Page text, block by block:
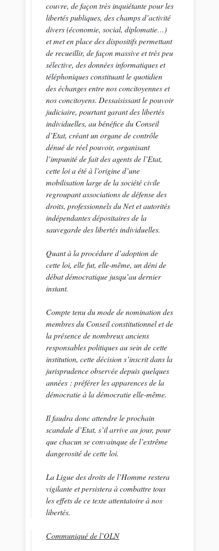
couvre, de façon très inquiétante pour les
libertés publiques, des champs d’activité
divers (économie, social, diplomatie…)
et met en place des dispositifs permettant
de recueillir, de façon massive et très peu
sélective, des données informatiques et
téléphoniques constituant le quotidien
des échanges entre nos concitoyennes et
nos concitoyens. Dessaisissant le pouvoir
judiciaire, pourtant garant des libertés
individuelles, au bénéfice du Conseil
d’Etat, créant un organe de contrôle
dénué de réel pouvoir, organisant
l’impunité de fait des agents de l’Etat,
cette loi a été à l’origine d’une
mobilisation large de la société civile
regroupant associations de défense des
droits, professionnels du Net et autorités
indépendantes dépositaires de la
sauvegarde des libertés individuelles.
Quant à la procédure d’adoption de
cette loi, elle fut, elle-même, un déni de
débat démocratique jusqu’au dernier
instant.
Compte tenu du mode de nomination des
membres du Conseil constitutionnel et de
la présence de nombreux anciens
responsables politiques au sein de cette
institution, cette décision s’inscrit dans la
jurisprudence observée depuis quelques
années : préférer les apparences de la
démocratie à la démocratie elle-même.
Il faudra donc attendre le prochain
scandale d’Etat, s’il arrive au jour, pour
que chacun se convainque de l’extrême
dangerosité de cette loi.
La Ligue des droits de l’Homme restera
vigilante et persistera à combattre tous
les effets de ce texte attentatoire à nos
libertés.
Communiqué de l’OLN